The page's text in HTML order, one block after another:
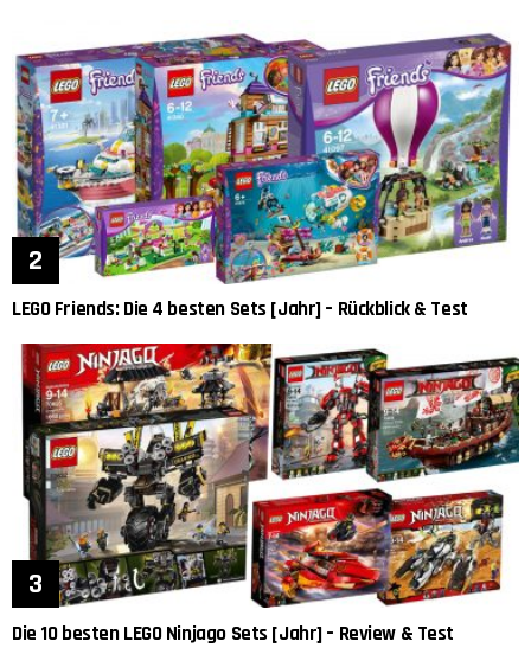
LEGO Friends: Die 4 besten Sets [Jahr] – Rückblick & Test
Die 10 besten LEGO Ninjago Sets [Jahr] – Review & Test